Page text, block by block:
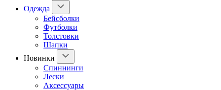
Одежда
Бейсболки
Футболки
Толстовки
Шапки
Новинки
Спиннинги
Лески
Аксессуары